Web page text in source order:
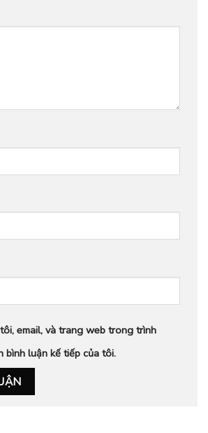
email, và trang web trong trình
bình luận kế tiếp của tôi.